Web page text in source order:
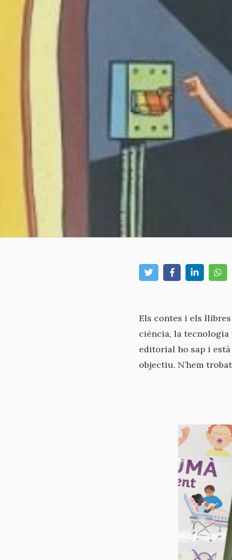
Els contes i els
ciència, la tecnologia
editorial ho sap i
objectiu. N’hem